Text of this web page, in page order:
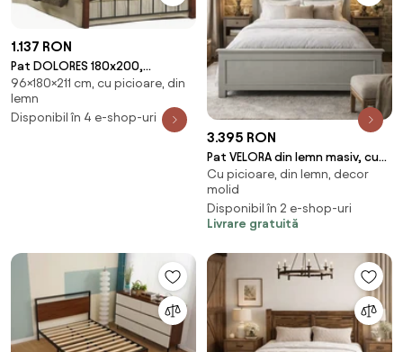
1.137 RON
Pat DOLORES 180x200,
nuc/negru, metal/lemn, cu
somiera
96×180×211 cm, cu picioare, din
lemn
Disponibil în 4 e-shop-uri
3.395 RON
Pat VELORA din lemn masiv, cu
sertare integrate si somiera
inclusa
Cu picioare, din lemn, decor
molid
Disponibil în 2 e-shop-uri
Livrare gratuită